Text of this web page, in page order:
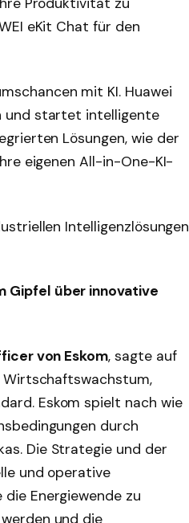
eKit Chat für den
mit KI. Huawei
und startet intelligente
Lösungen, wie der
eigenen All-in-One-KI-
Intelligenzlösungen
Gipfel über innovative
von Eskom, sagte auf
Eskom spielt nach wie
durch
Die Strategie und der
und operative
Energiewende zu
und die